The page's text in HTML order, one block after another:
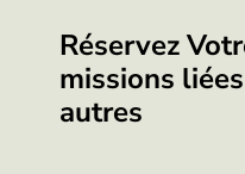
Réservez
missions
autres